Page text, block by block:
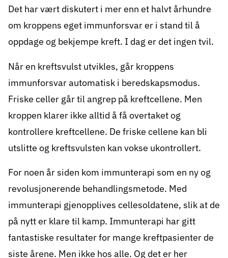
Det har vært diskutert i mer enn et halvt århundre
om kroppens eget immunforsvar er i stand til å
oppdage og bekjempe kreft. I dag er det ingen tvil.
Når en kreftsvulst utvikles, går kroppens
immunforsvar automatisk i beredskapsmodus.
Friske celler går til angrep på kreftcellene. Men
kroppen klarer ikke alltid å få overtaket og
kontrollere kreftcellene. De friske cellene kan bli
utslitte og kreftsvulsten kan vokse ukontrollert.
For noen år siden kom immunterapi som en ny og
revolusjonerende behandlingsmetode. Med
immunterapi gjenopplives cellesoldatene, slik at de
på nytt er klare til kamp. Immunterapi har gitt
fantastiske resultater for mange kreftpasienter de
siste årene. Men ikke hos alle. Og det er her